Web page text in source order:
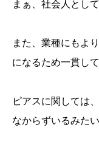
まぁ、社会人とし
また、業種にもよ
になるため一貫し
ピアスに関しては
なからずいるみたい